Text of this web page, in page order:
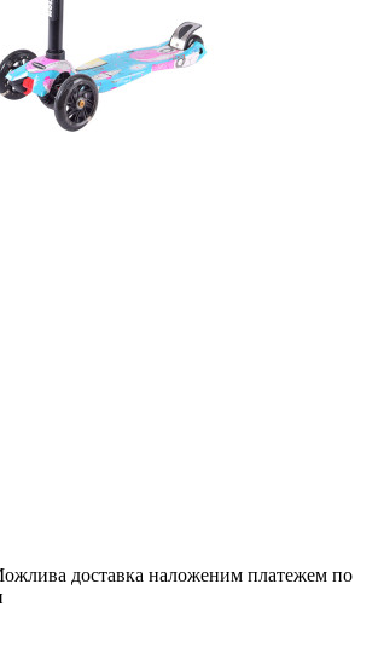
доставка наложеним платежем по